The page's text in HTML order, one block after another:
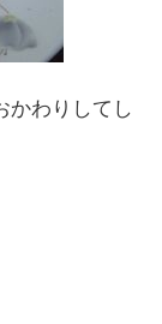
かわりしてし